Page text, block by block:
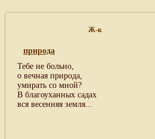
Ж-к
природа
Тебе не больно,
о вечная природа,
умирать со мной?
В благоуханных садах
вся весенняя земля...